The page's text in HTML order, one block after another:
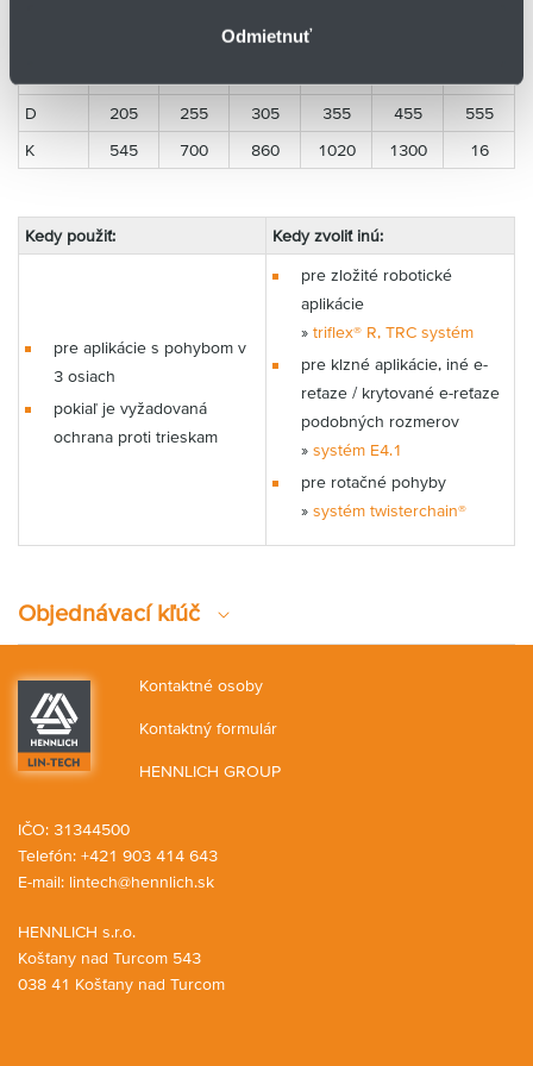
Odmietnuť
125
D
205 255 305 355 455
555
K
545 700 860 1020 1300 16
Kedy použiť: Kedy zvoliť inú:
pre aplikácie s pohybom v
3 osiach
pokiaľ je vyžadovaná
ochrana proti trieskam
pre zložité robotické
aplikácie
» triflex® R, TRC systém
pre klzné aplikácie, iné e-
reťaze / krytované e-reťaze
podobných rozmerov
» systém E4.1
pre rotačné pohyby
» systém twisterchain®
Objednávací kľúč
Kontaktné osoby
Kontaktný formulár
HENNLICH GROUP
HENNLICH s.r.o.
Košťany nad Turcom 543
038 41 Košťany nad Turcom
IČO: 31344500
Telefón: +421 903 414 643
E-mail: lintech@hennlich.sk